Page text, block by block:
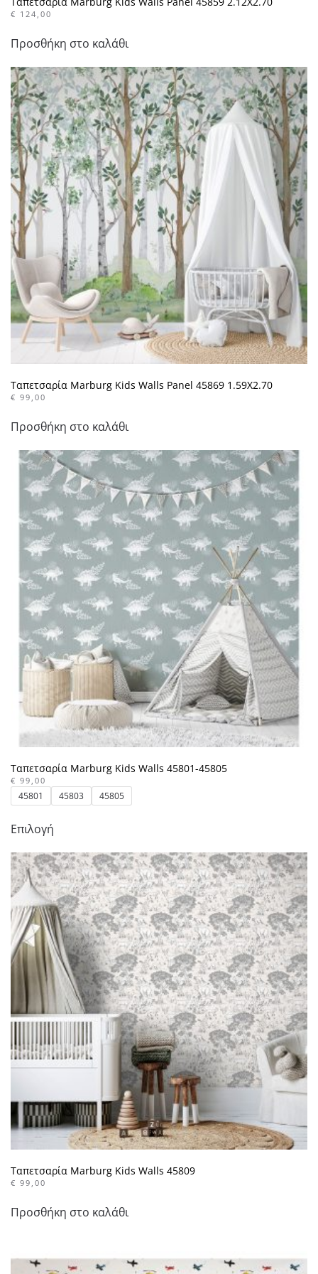
€ 124,00
Προσθήκη στο καλάθι
Ταπετσαρία Marburg Kids Walls Panel 45869 1.59X2.70
€ 99,00
Προσθήκη στο καλάθι
Ταπετσαρία Marburg Kids Walls 45801-45805
€ 99,00
45801 45803 45805
Επιλογή
προϊόν
έχει
πολλαπλές
παραλλαγές.
Οι
επιλογές
μπορούν
να
επιλεγούν
στη
σελίδα
του
προϊόντος
Ταπετσαρία Marburg Kids Walls 45809
€ 99,00
Προσθήκη στο καλάθι